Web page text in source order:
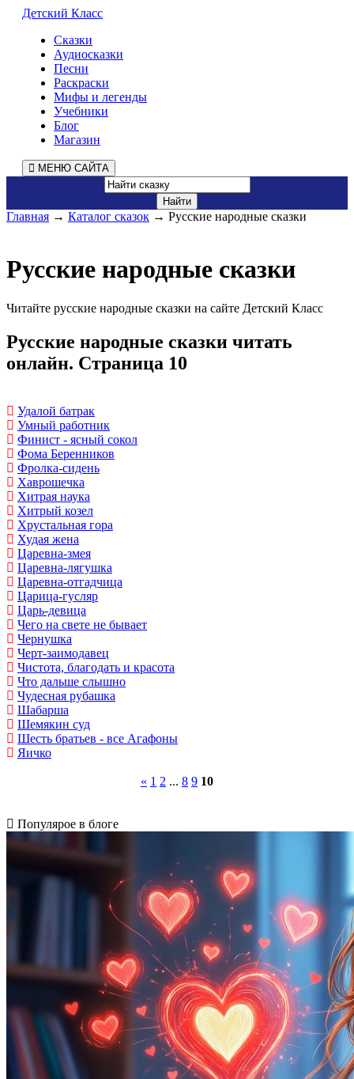
Детский Класс
Сказки
Аудиосказки
Песни
Раскраски
Мифы и легенды
Учебники
Блог
Магазин
МЕНЮ САЙТА
Главная → Каталог сказок → Русские народные сказки
Русские народные сказки
Читайте русские народные сказки на сайте Детский Класс
Русские народные сказки читать
онлайн. Страница 10
Удалой батрак
Умный работник
Финист - ясный сокол
Фома Беренников
Фролка-сидень
Хаврошечка
Хитрая наука
Хитрый козел
Хрустальная гора
Худая жена
Царевна-змея
Царевна-лягушка
Царевна-отгадчица
Царица-гусляр
Царь-девица
Чего на свете не бывает
Чернушка
Черт-заимодавец
Чистота, благодать и красота
Что дальше слышно
Чудесная рубашка
Шабарша
Шемякин суд
Шесть братьев - все Агафоны
Яичко
« 1 2 ... 8 9 10
Популярое в блоге